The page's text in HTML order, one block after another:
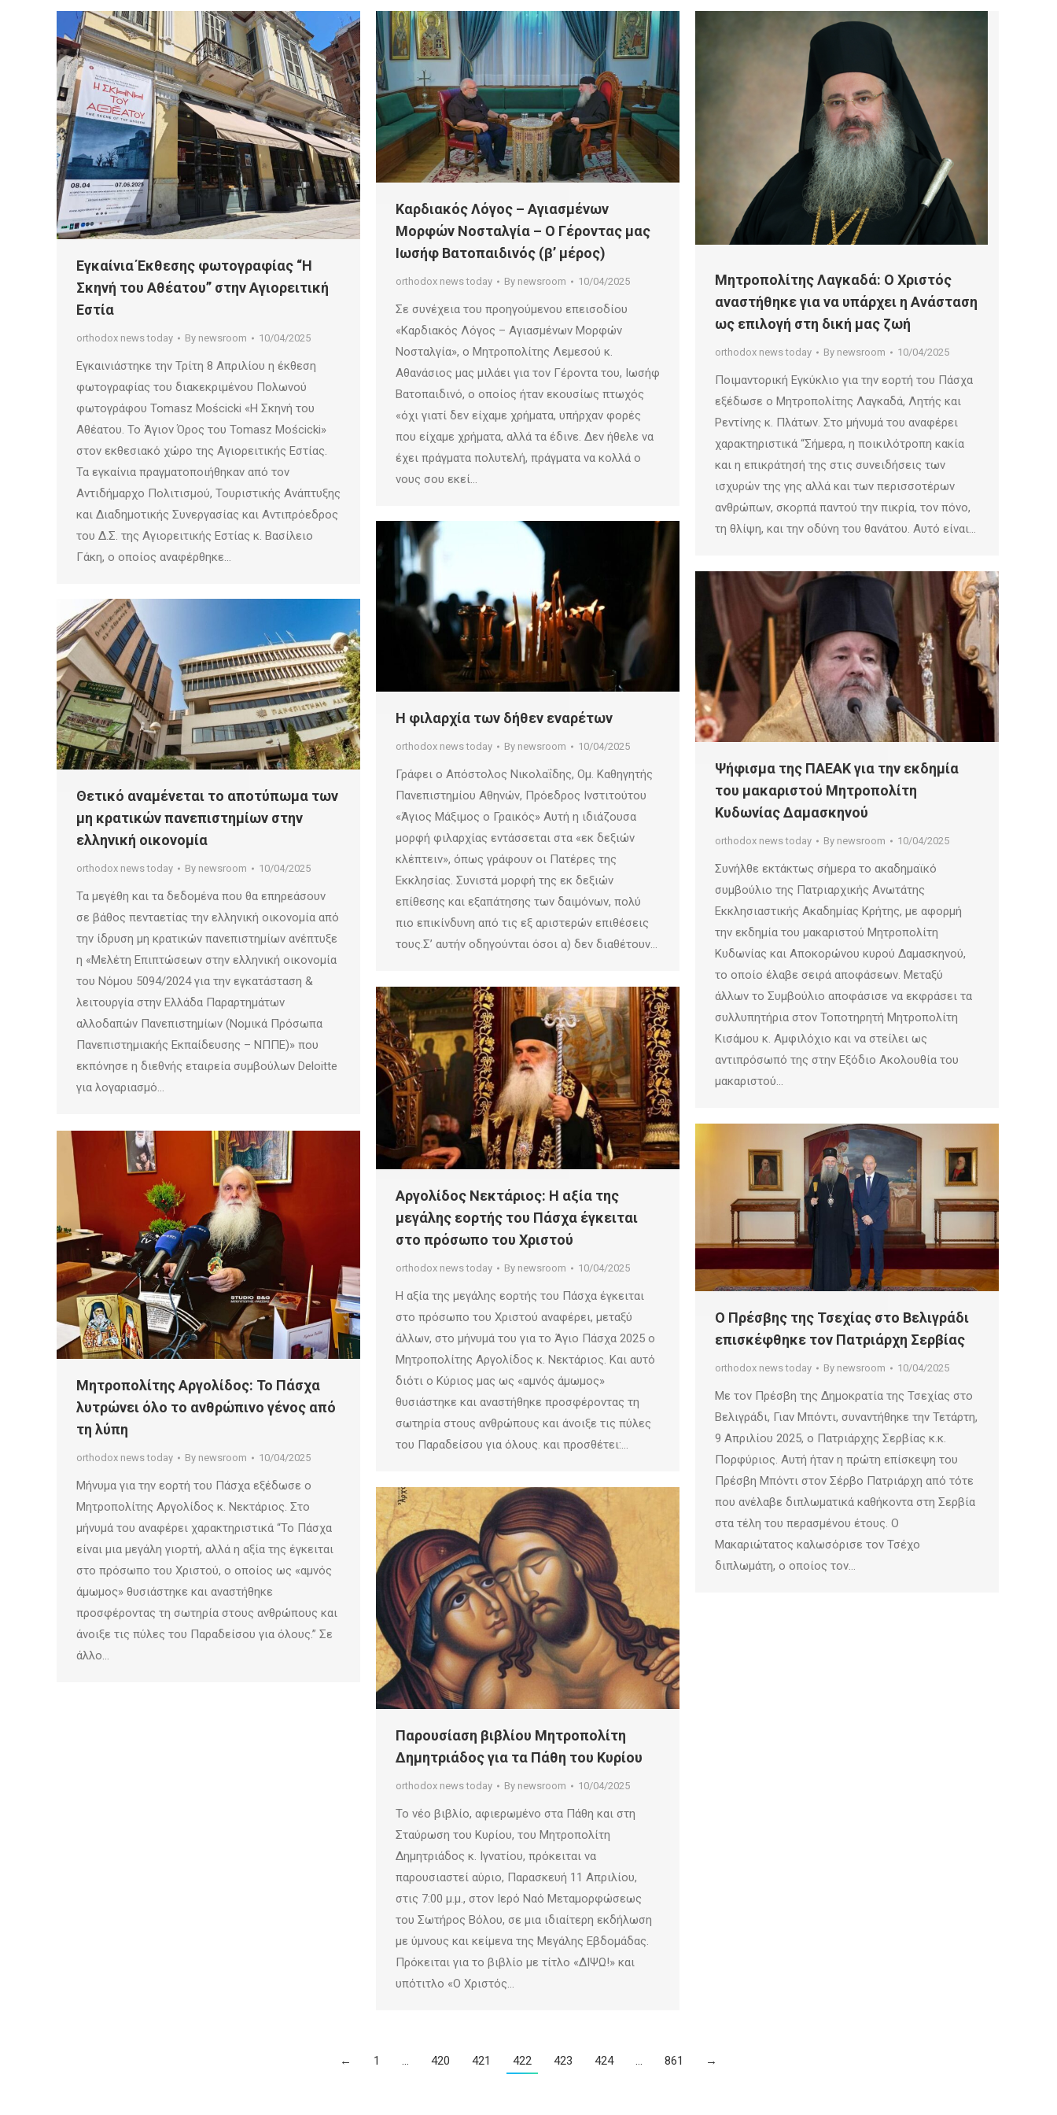
Εγκαίνια Έκθεσης φωτογραφίας “Η
Σκηνή του Αθέατου” στην Αγιορειτική
Εστία
orthodox news today By newsroom 10/04/2025
Εγκαινιάστηκε την Τρίτη 8 Απριλίου η έκθεση
φωτογραφίας του διακεκριμένου Πολωνού
φωτογράφου Tomasz Mościcki «Η Σκηνή του
Αθέατου. Το Άγιον Όρος του Tomasz Mościcki»
στον εκθεσιακό χώρο της Αγιορειτικής Εστίας.
Τα εγκαίνια πραγματοποιήθηκαν από τον
Αντιδήμαρχο Πολιτισμού, Τουριστικής Ανάπτυξης
και Διαδημοτικής Συνεργασίας και Αντιπρόεδρος
του Δ.Σ. της Αγιορειτικής Εστίας κ. Βασίλειο
Γάκη, ο οποίος αναφέρθηκε…
Καρδιακός Λόγος – Αγιασμένων
Μορφών Νοσταλγία – Ο Γέροντας μας
Ιωσήφ Βατοπαιδινός (β’ μέρος)
orthodox news today By newsroom 10/04/2025
Σε συνέχεια του προηγούμενου επεισοδίου
«Καρδιακός Λόγος – Αγιασμένων Μορφών
Νοσταλγία», ο Μητροπολίτης Λεμεσού κ.
Αθανάσιος μας μιλάει για τον Γέροντα του, Ιωσήφ
Βατοπαιδινό, ο οποίος ήταν εκουσίως πτωχός
«όχι γιατί δεν είχαμε χρήματα, υπήρχαν φορές
που είχαμε χρήματα, αλλά τα έδινε. Δεν ήθελε να
έχει πράγματα πολυτελή, πράγματα να κολλά ο
νους σου εκεί…
Μητροπολίτης Λαγκαδά: Ο Χριστός
αναστήθηκε για να υπάρχει η Ανάσταση
ως επιλογή στη δική μας ζωή
orthodox news today By newsroom 10/04/2025
Ποιμαντορική Εγκύκλιο για την εορτή του Πάσχα
εξέδωσε ο Μητροπολίτης Λαγκαδά, Λητής και
Ρεντίνης κ. Πλάτων. Στο μήνυμά του αναφέρει
χαρακτηριστικά “Σήμερα, η ποικιλότροπη κακία
και η επικράτησή της στις συνειδήσεις των
ισχυρών της γης αλλά και των περισσοτέρων
ανθρώπων, σκορπά παντού την πικρία, τον πόνο,
τη θλίψη, και την οδύνη του θανάτου. Αυτό είναι…
Η φιλαρχία των δήθεν εναρέτων
orthodox news today By newsroom 10/04/2025
Γράφει ο Απόστολος Νικολαΐδης, Ομ. Καθηγητής
Πανεπιστημίου Αθηνών, Πρόεδρος Ινστιτούτου
«Άγιος Μάξιμος ο Γραικός» Αυτή η ιδιάζουσα
μορφή φιλαρχίας εντάσσεται στα «εκ δεξιών
κλέπτειν», όπως γράφουν οι Πατέρες της
Εκκλησίας. Συνιστά μορφή της εκ δεξιών
επίθεσης και εξαπάτησης των δαιμόνων, πολύ
πιο επικίνδυνη από τις εξ αριστερών επιθέσεις
τους.Σ’ αυτήν οδηγούνται όσοι α) δεν διαθέτουν…
Ψήφισμα της ΠΑΕΑΚ για την εκδημία
του μακαριστού Μητροπολίτη
Κυδωνίας Δαμασκηνού
orthodox news today By newsroom 10/04/2025
Συνήλθε εκτάκτως σήμερα το ακαδημαϊκό
συμβούλιο της Πατριαρχικής Ανωτάτης
Εκκλησιαστικής Ακαδημίας Κρήτης, με αφορμή
την εκδημία του μακαριστού Μητροπολίτη
Κυδωνίας και Αποκορώνου κυρού Δαμασκηνού,
το οποίο έλαβε σειρά αποφάσεων. Μεταξύ
άλλων το Συμβούλιο αποφάσισε να εκφράσει τα
συλλυπητήρια στον Τοποτηρητή Μητροπολίτη
Κισάμου κ. Αμφιλόχιο και να στείλει ως
αντιπρόσωπό της στην Εξόδιο Ακολουθία του
μακαριστού…
Θετικό αναμένεται το αποτύπωμα των
μη κρατικών πανεπιστημίων στην
ελληνική οικονομία
orthodox news today By newsroom 10/04/2025
Τα μεγέθη και τα δεδομένα που θα επηρεάσουν
σε βάθος πενταετίας την ελληνική οικονομία από
την ίδρυση μη κρατικών πανεπιστημίων ανέπτυξε
η «Μελέτη Επιπτώσεων στην ελληνική οικονομία
του Νόμου 5094/2024 για την εγκατάσταση &
λειτουργία στην Ελλάδα Παραρτημάτων
αλλοδαπών Πανεπιστημίων (Νομικά Πρόσωπα
Πανεπιστημιακής Εκπαίδευσης – ΝΠΠΕ)» που
εκπόνησε η διεθνής εταιρεία συμβούλων Deloitte
για λογαριασμό…
Αργολίδος Νεκτάριος: Η αξία της
μεγάλης εορτής του Πάσχα έγκειται
στο πρόσωπο του Χριστού
orthodox news today By newsroom 10/04/2025
Η αξία της μεγάλης εορτής του Πάσχα έγκειται
στο πρόσωπο του Χριστού αναφέρει, μεταξύ
άλλων, στο μήνυμά του για το Άγιο Πάσχα 2025 ο
Μητροπολίτης Αργολίδος κ. Νεκτάριος. Και αυτό
διότι ο Κύριος μας ως «αμνός άμωμος»
θυσιάστηκε και αναστήθηκε προσφέροντας τη
σωτηρία στους ανθρώπους και άνοιξε τις πύλες
του Παραδείσου για όλους. και προσθέτει:…
O Πρέσβης της Τσεχίας στο Βελιγράδι
επισκέφθηκε τον Πατριάρχη Σερβίας
orthodox news today By newsroom 10/04/2025
Με τον Πρέσβη της Δημοκρατία της Τσεχίας στο
Βελιγράδι, Γιαν Μπόντι, συναντήθηκε την Τετάρτη,
9 Απριλίου 2025, ο Πατριάρχης Σερβίας κ.κ.
Πορφύριος. Αυτή ήταν η πρώτη επίσκεψη του
Πρέσβη Μπόντι στον Σέρβο Πατριάρχη από τότε
που ανέλαβε διπλωματικά καθήκοντα στη Σερβία
στα τέλη του περασμένου έτους. Ο
Μακαριώτατος καλωσόρισε τον Τσέχο
διπλωμάτη, ο οποίος τον…
Μητροπολίτης Αργολίδος: Το Πάσχα
λυτρώνει όλο το ανθρώπινο γένος από
τη λύπη
orthodox news today By newsroom 10/04/2025
Μήνυμα για την εορτή του Πάσχα εξέδωσε ο
Μητροπολίτης Αργολίδος κ. Νεκτάριος. Στο
μήνυμά του αναφέρει χαρακτηριστικά “Το Πάσχα
είναι μια μεγάλη γιορτή, αλλά η αξία της έγκειται
στο πρόσωπο του Χριστού, ο οποίος ως «αμνός
άμωμος» θυσιάστηκε και αναστήθηκε
προσφέροντας τη σωτηρία στους ανθρώπους και
άνοιξε τις πύλες του Παραδείσου για όλους.” Σε
άλλο…
Παρουσίαση βιβλίου Μητροπολίτη
Δημητριάδος για τα Πάθη του Κυρίου
orthodox news today By newsroom 10/04/2025
Το νέο βιβλίο, αφιερωμένο στα Πάθη και στη
Σταύρωση του Κυρίου, του Μητροπολίτη
Δημητριάδος κ. Ιγνατίου, πρόκειται να
παρουσιαστεί αύριο, Παρασκευή 11 Απριλίου,
στις 7:00 μ.μ., στον Ιερό Ναό Μεταμορφώσεως
του Σωτήρος Βόλου, σε μια ιδιαίτερη εκδήλωση
με ύμνους και κείμενα της Μεγάλης Εβδομάδας.
Πρόκειται για το βιβλίο με τίτλο «ΔΙΨΩ!» και
υπότιτλο «Ο Χριστός…
← 1 … 420 421 422 423 424 … 861 →